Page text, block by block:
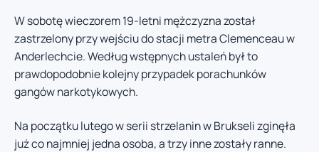
W sobotę wieczorem 19-letni mężczyzna został
zastrzelony przy wejściu do stacji metra Clemenceau w
Anderlechcie. Według wstępnych ustaleń był to
prawdopodobnie kolejny przypadek porachunków
gangów narkotykowych.
Na początku lutego w serii strzelanin w Brukseli zginęła
już co najmniej jedna osoba, a trzy inne zostały ranne.